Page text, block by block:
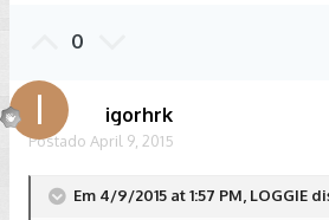
0
igorhrk
Postado April 9, 2015
Em 4/9/2015 at 1:57 PM, LOGGIE